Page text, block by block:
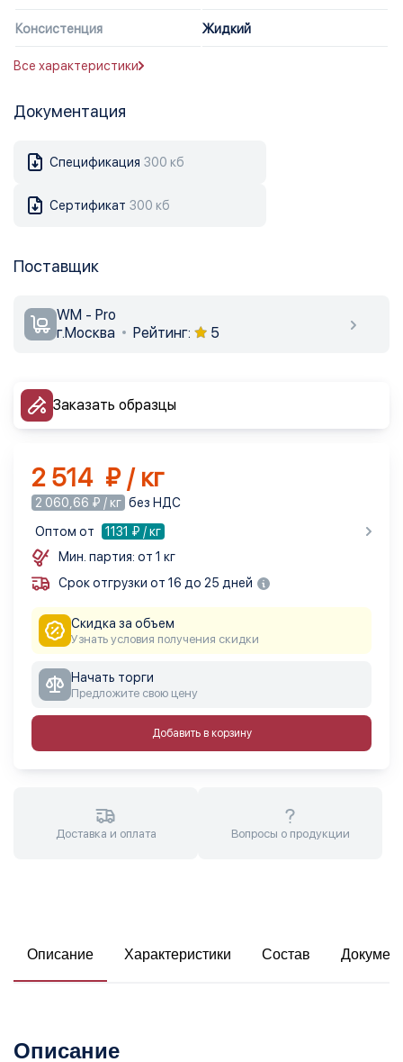
Консистенция Жидкий
Все характеристики
Документация
Спецификация 300 кб
Сертификат 300 кб
Поставщик
WM - Pro
г.Москва
Рейтинг: 5
Заказать образцы
2 514 ₽ / кг
2 060,66 ₽ / кг без НДС
Оптом от
1131 ₽ / кг
Мин. партия: от 1 кг
Срок отгрузки от 16 до 25 дней
Скидка за объем
Узнать условия получения скидки
Начать торги
Предложите свою цену
Добавить в корзину
Доставка и оплата Вопросы о продукции
Описание Характеристики Состав
Описание